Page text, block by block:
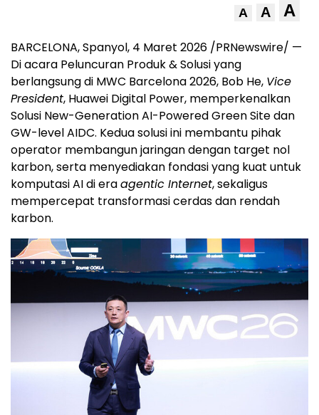
A A A
BARCELONA, Spanyol, 4 Maret 2026 /PRNewswire/ —
Di acara Peluncuran Produk & Solusi yang
berlangsung di MWC Barcelona 2026, Bob He, Vice
President, Huawei Digital Power, memperkenalkan
Solusi New-Generation AI-Powered Green Site dan
GW-level AIDC. Kedua solusi ini membantu pihak
operator membangun jaringan dengan target nol
karbon, serta menyediakan fondasi yang kuat untuk
komputasi AI di eraagentic Internet, sekaligus
mempercepat transformasi cerdas dan rendah
karbon.